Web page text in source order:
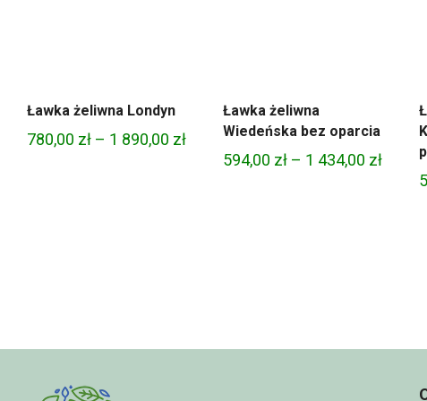
Ławka żeliwna Londyn
780,00 zł – 1 890,00 złZakres
Ławka żeliwna
Wiedeńska bez oparcia
594,00 zł – 1 434,00 zł